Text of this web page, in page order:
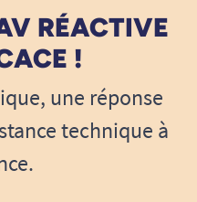
RÉACTIVE
!
une réponse
technique à